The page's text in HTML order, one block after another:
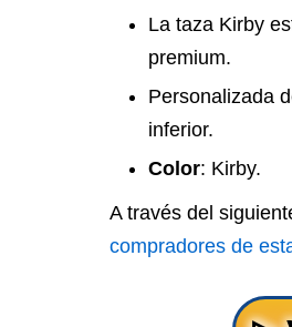
La taza Kirby
premium.
Personalizada
inferior.
Color: Kirby.
A través del
compradores de